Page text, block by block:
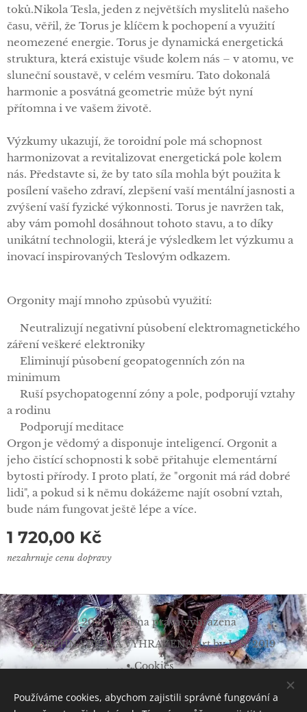
toků.Nikola Tesla, jeden z největších myslitelů našeho
času, věřil, že Torus je klíčem k pochopení a využití
neomezené energie. Torus je dynamická energetická
struktura, která existuje všude kolem nás – v atomu, ve
sluneční soustavě, v celém vesmíru. Tato dokonalá
harmonie a posvátná geometrie může být nyní
přítomna i ve vašem životě.
Výzkumy ukazují, že toroidní pole má schopnost
harmonizovat a revitalizovat energetická pole kolem
nás. Představte si, že by tato síla mohla být použita k
posílení vašeho zdraví, zlepšení vaší mentální jasnosti a
zvýšení vaší fyzické výkonnosti. Torus je navržen tak,
aby vám pomohl dosáhnout tohoto stavu, a to díky
unikátní technologii, která je výsledkem let výzkumu a
inovací inspirovaných Teslovým odkazem.
Orgonity mají mnoho způsobů využití:
✅Neutralizují negativní působení elektromagnetického
záření veškeré elektroniky
✅Eliminují působení geopatogenních zón na
minimum
✅Ruší psychopatogenní zóny a pole, podporují vztahy
a rodinu
✅Podporují meditace
Orgon je vědomý a disponuje inteligencí. Orgonit a
jeho čistící schopnosti k sobě přitahuje elementární
bytosti přírody. I proto platí, že "orgonit má rád dobré
lidi", a pokud si k němu dokážeme najít osobní vztah,
bude nám fungovat ještě lépe a více.
1 720,00 Kč
nezahrnuje cenu dopravy
© 2021 Všechna práva vyhrazena
VŠECHNA PRÁVA VYHRAZENA Art by L. Š. 2019
Cookies
Měna
Používáme cookies, abychom zajistili správné fungování a